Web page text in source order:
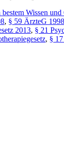
Wissen und
, § 59 ÄrzteG 1998
2013, § 21
, §